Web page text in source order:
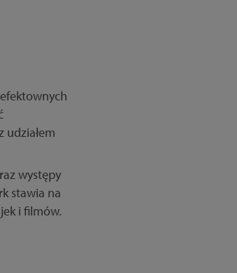
występy
stawia na
i filmów.